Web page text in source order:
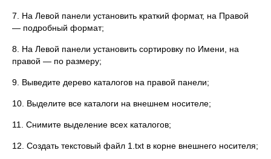
7. На Левой панели установить краткий формат, на Правой
— подробный формат;
8. На Левой панели установить сортировку по Имени, на
правой — по размеру;
9. Выведите дерево каталогов на правой панели;
10. Выделите все каталоги на внешнем носителе;
11. Снимите выделение всех каталогов;
12. Создать текстовый файл 1.txt в корне внешнего носителя;